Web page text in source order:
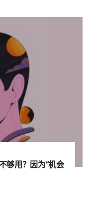
够用？因为“机会